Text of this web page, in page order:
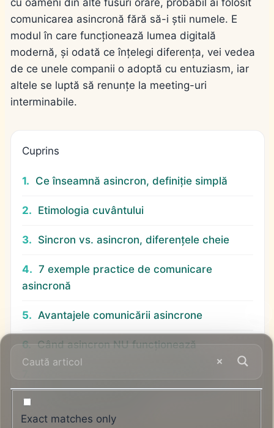
comunicarea asincronă fără să-i știi numele. E
modul în care funcționează lumea digitală
modernă, și odată ce înțelegi diferența, vei vedea
de ce unele companii o adoptă cu entuziasm, iar
altele se luptă să renunțe la meeting-uri
interminabile.
Cuprins
Ce înseamnă asincron, definiție simplă
Etimologia cuvântului
Sincron vs. asincron, diferențele cheie
7 exemple practice de comunicare
asincronă
Avantajele comunicării asincrone
Când asincron NU funcționează
Exact matches only